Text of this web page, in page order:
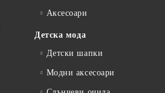
Аксесоари
Детска мода
Детски шапки
Модни аксесоари